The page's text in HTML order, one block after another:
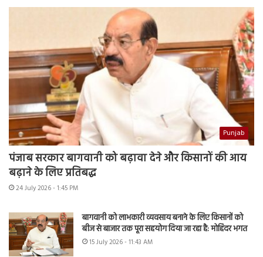
Punjab
पंजाब सरकार बागवानी को बढ़ावा देने और किसानों की आय
बढ़ाने के लिए प्रतिबद्ध
24 July 2026 - 1:45 PM
बागवानी को लाभकारी व्यवसाय बनाने के लिए किसानों को
बीज से बाजार तक पूरा सहयोग दिया जा रहा है: मोहिंदर भगत
15 July 2026 - 11:43 AM